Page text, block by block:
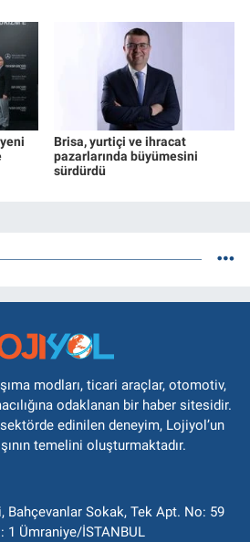
Brisa, yurtiçi ve ihracat
pazarlarında büyümesini
sürdürdü
modları, ticari araçlar, otomotiv,
odaklanan bir haber sitesidir.
sektörde edinilen deneyim, Lojiyol’un
temelini oluşturmaktadır.
Bahçevanlar Sokak, Tek Apt. No: 59
1 Ümraniye/İSTANBUL